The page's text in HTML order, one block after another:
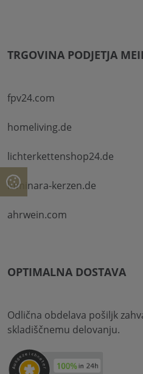
TRGOVINA PODJETJA
fpv24.com
homeliving.de
lichterkettenshop24.de
luminara-kerzen.de
ahrwein.com
OPTIMALNA DOSTAVA
Odlična obdelava pošiljk
skladiščnemu delovanju.